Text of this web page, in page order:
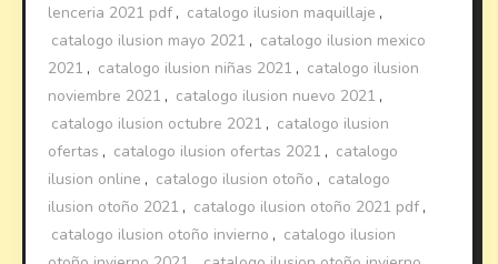
lenceria 2021 pdf , catalogo ilusion maquillaje ,
catalogo ilusion mayo 2021 , catalogo ilusion mexico
2021 , catalogo ilusion niñas 2021 , catalogo ilusion
noviembre 2021 , catalogo ilusion nuevo 2021 ,
catalogo ilusion octubre 2021 , catalogo ilusion
ofertas , catalogo ilusion ofertas 2021 , catalogo
ilusion online , catalogo ilusion otoño , catalogo
ilusion otoño 2021 , catalogo ilusion otoño 2021 pdf ,
catalogo ilusion otoño invierno , catalogo ilusion